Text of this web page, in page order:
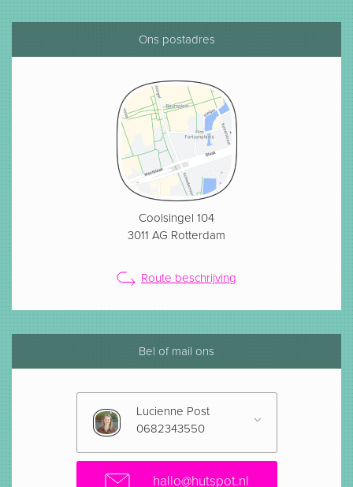
Ons postadres
Coolsingel 104
3011 AG Rotterdam
Route beschrijving
Bel of mail ons
Lucienne Post
0682343550
hallo@hutspot.nl